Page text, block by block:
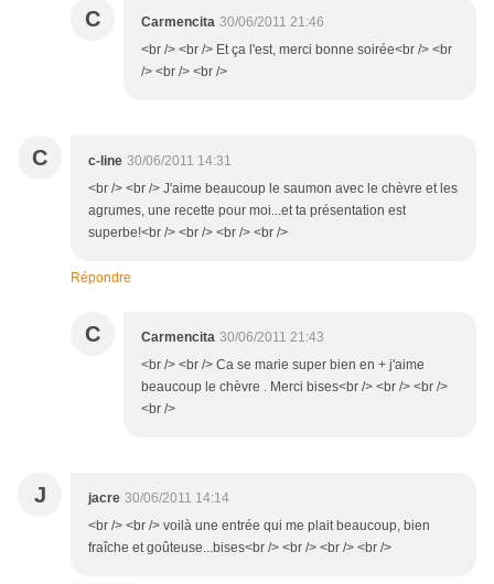
C Carmencita 30/06/2011 21:46
<br /> <br /> Et ça l'est, merci bonne soirée<br /> <br
/> <br /> <br />
C c-line 30/06/2011 14:31
<br /> <br /> J'aime beaucoup le saumon avec le chèvre et les
agrumes, une recette pour moi...et ta présentation est
superbe!<br /> <br /> <br /> <br />
Répondre
C Carmencita 30/06/2011 21:43
<br /> <br /> Ca se marie super bien en + j'aime
beaucoup le chèvre . Merci bises<br /> <br /> <br />
<br />
J jacre 30/06/2011 14:14
<br /> <br /> voilà une entrée qui me plait beaucoup, bien
fraîche et goûteuse...bises<br /> <br /> <br /> <br />